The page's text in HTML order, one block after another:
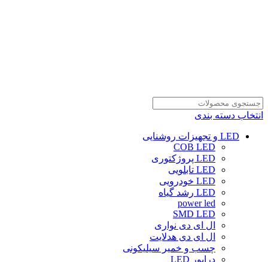
انتخاب دسته بندی
LED و تجهیزات روشنایی
COB LED
LED پروژکتوری
LED تابلویی
LED خودرویی
LED رشد گیاه
power led
SMD LED
ال ای دی نواری
ال ای دی هدلایت
چسب و خمیر سیلیکونی
درایور LED